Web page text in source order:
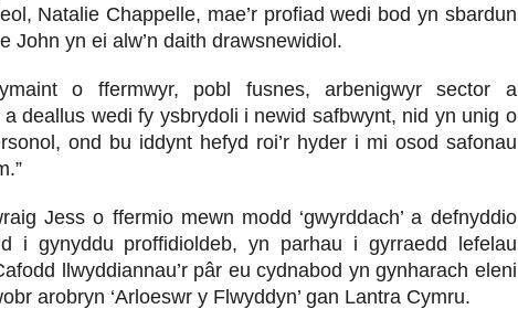
Natalie Chappelle, mae’r profiad wedi bod yn sbardun
John yn ei alw’n daith drawsnewidiol.
o ffermwyr, pobl fusnes, arbenigwyr sector a
deallus wedi fy ysbrydoli i newid safbwynt, nid yn unig o
ond bu iddynt hefyd roi’r hyder i mi osod safonau
Jess o ffermio mewn modd ‘gwyrddach’ a defnyddio
i gynyddu proffidioldeb, yn parhau i gyrraedd lefelau
llwyddiannau’r pâr eu cydnabod yn gynharach eleni
arobryn ‘Arloeswr y Flwyddyn’ gan Lantra Cymru.